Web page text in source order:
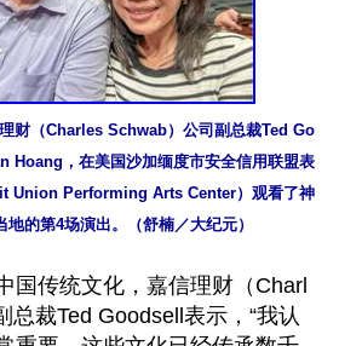
财（Charles Schwab）公司副总裁Ted Go
Hoang，在美国沙加缅度市安全信用联盟表
Union Performing Arts Center）观看了神
的第4场演出。（舒楠／大纪元）
国传统文化，嘉信理财（Charl
总裁Ted Goodsell表示，“我认